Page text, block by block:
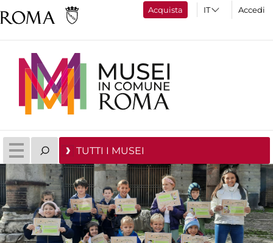
Acquista Accedi
TUTTI I MUSEI